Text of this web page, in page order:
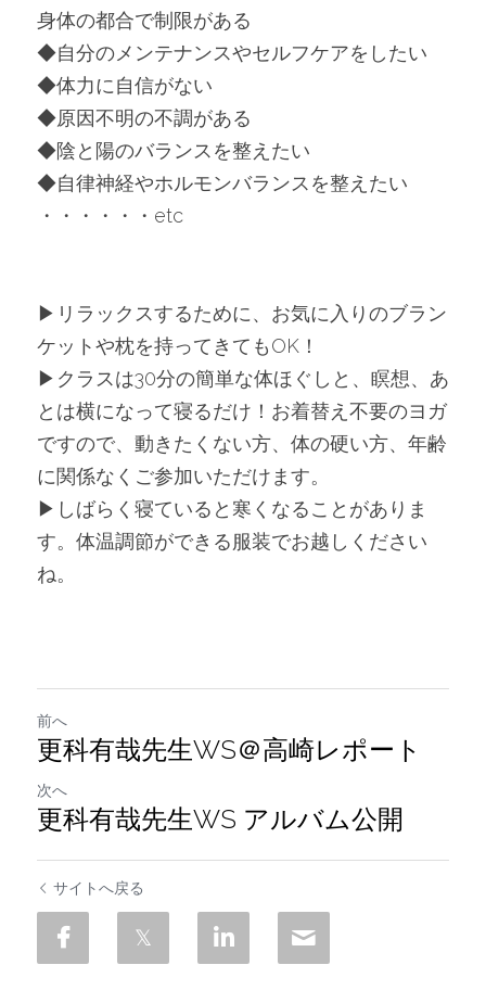
身体の都合で制限がある
◆自分のメンテナンスやセルフケアをしたい
◆体力に自信がない
◆原因不明の不調がある
◆陰と陽のバランスを整えたい
◆自律神経やホルモンバランスを整えたい
・・・・・・etc
▶︎リラックスするために、お気に入りのブラン
ケットや枕を持ってきてもOK！
▶︎クラスは30分の簡単な体ほぐしと、瞑想、あ
とは横になって寝るだけ！お着替え不要のヨガ
ですので、動きたくない方、体の硬い方、年齢
に関係なくご参加いただけます。
▶︎しばらく寝ていると寒くなることがありま
す。体温調節ができる服装でお越しください
ね。
前へ
更科有哉先生WS＠高崎レポート
次へ
更科有哉先生WS アルバム公開
サイトへ戻る